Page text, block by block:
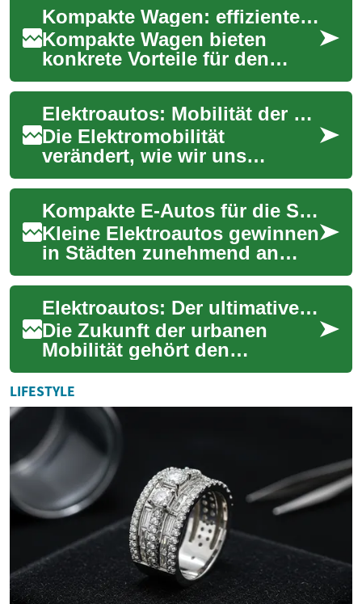
Kompakte Wagen: effiziente Lösungen für die urbane Mobilität
Kompakte Wagen bieten
konkrete Vorteile für den
innerstädtischen Verkehr:
geringerer Verbrauch,
einfacheres Parken un...
Elektroautos: Mobilität der Zukunft kompakt erklärt
Die Elektromobilität
verändert, wie wir uns
fortbewegen: Elektroautos
verbinden moderne Technik
mit geringerem Umwelt...
Kompakte E-Autos für die Stadt: Nachhaltig & praktisch
Kleine Elektroautos gewinnen
in Städten zunehmend an
Bedeutung: Sie verbinden
geringere Emissionen mit
hoher Wendigke...
Elektroautos: Der ultimative Leitfaden für kompakte Stadtfahrzeuge
Die Zukunft der urbanen
Mobilität gehört den
Elektroautos. Besonders
kompakte Elektrofahrzeuge
gewinnen in deutschen ...
LIFESTYLE